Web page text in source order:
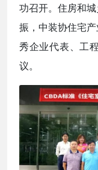
功召开。住房和
振，中装协住宅
秀企业代表、工
议。